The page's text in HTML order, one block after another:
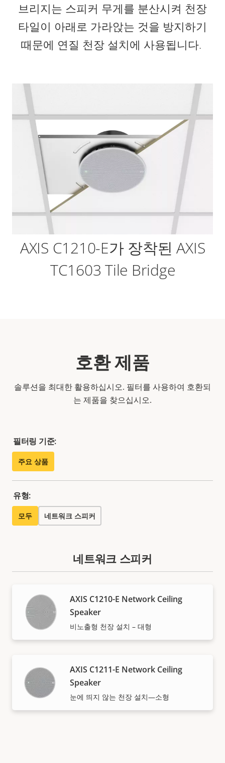
브리지는 스피커 무게를 분산시켜 천장
타일이 아래로 가라앉는 것을 방지하기
때문에 연질 천장 설치에 사용됩니다.
AXIS C1210-E가 장착된 AXIS
TC1603 Tile Bridge
호환 제품
솔루션을 최대한 활용하십시오. 필터를 사용하여 호환되
는 제품을 찾으십시오.
필터링 기준:
주요 상품
유형:
모두 네트워크 스피커
네트워크 스피커
AXIS C1210-E Network Ceiling
Speaker
비노출형 천장 설치 – 대형
AXIS C1211-E Network Ceiling
Speaker
눈에 띄지 않는 천장 설치—소형